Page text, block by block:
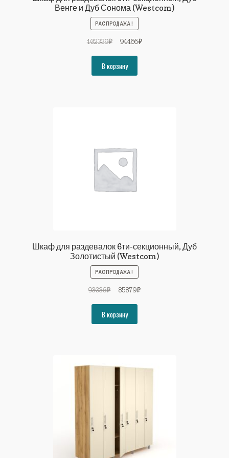
Венге и Дуб Сонома (Westcom)
РАСПРОДАЖА!
102339₽
Первоначальная
составляла
102339₽.
94466₽Текущая
В корзину
Шкаф для раздевалок 6ти-секционный, Дуб
Золотистый (Westcom)
РАСПРОДАЖА!
93036₽
Первоначальная
составляла
93036₽.
85879₽Текущая
В корзину